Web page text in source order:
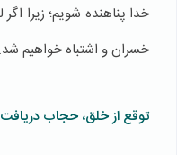
خدا پناهنده شویم؛ زیرا
خسران و اشتباه خواهیم شد.
توقع از خلق، حجاب